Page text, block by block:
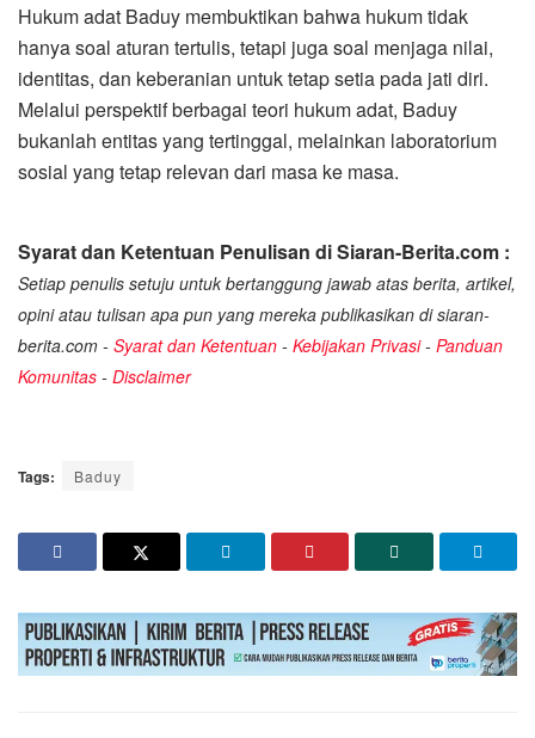
Hukum adat Baduy membuktikan bahwa hukum tidak
hanya soal aturan tertulis, tetapi juga soal menjaga nilai,
identitas, dan keberanian untuk tetap setia pada jati diri.
Melalui perspektif berbagai teori hukum adat, Baduy
bukanlah entitas yang tertinggal, melainkan laboratorium
sosial yang tetap relevan dari masa ke masa.
Syarat dan Ketentuan Penulisan di Siaran-Berita.com :
Setiap penulis setuju untuk bertanggung jawab atas berita, artikel,
opini atau tulisan apa pun yang mereka publikasikan di siaran-
berita.com - Syarat dan Ketentuan - Kebijakan Privasi- Panduan
Komunitas - Disclaimer
Tags: Baduy